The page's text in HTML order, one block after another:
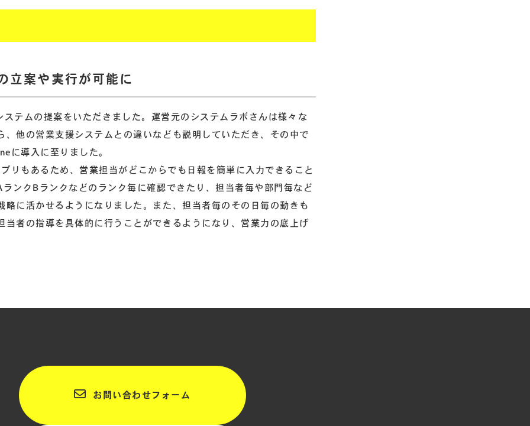
立案や実行が可能に
テムの提案をいただきました。運営元のシステムラボさんは様々な
他の営業支援システムとの違いなども説明していただき、その中で
に導入に至りました。
リもあるため、営業担当がどこからでも日報を簡単に入力できること
ンクBランクなどのランク毎に確認できたり、担当者毎や部門毎など
に活かせるようになりました。また、担当者毎のその日毎の動きも
者の指導を具体的に行うことができるようになり、営業力の底上げ
お問い合わせフォーム